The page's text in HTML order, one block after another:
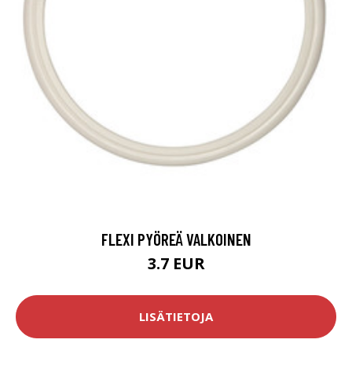
FLEXI PYÖREÄ VALKOINEN
3.7 EUR
LISÄTIETOJA